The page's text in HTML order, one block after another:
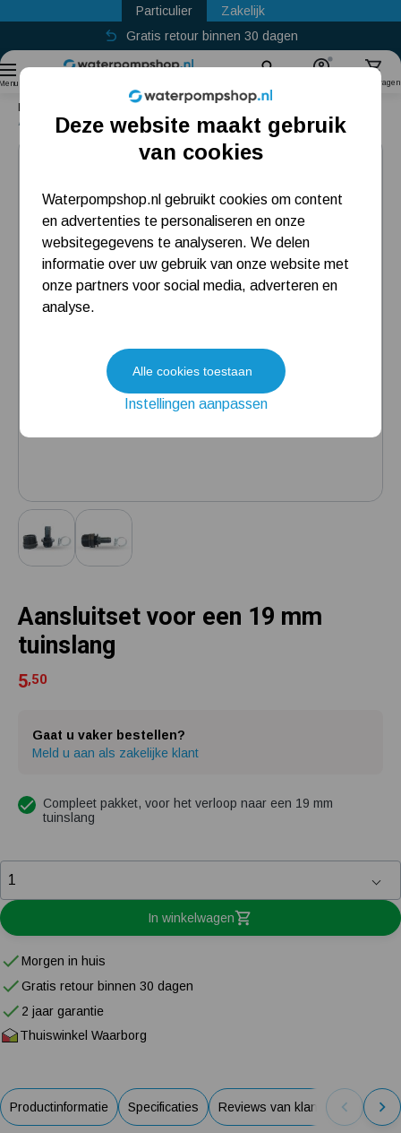
Particulier
Zakelijk
Gratis retour binnen 30 dagen
Winkelwagen
Populaire categorieën
Hydrofoorpomp
Dompelpomp
Pompput
Meest gelezen blogs
Tuin besproeien? Lees hier welke tuinpomp u nodig heeft
Installatie van een beregenings- / hydrofoorpomp
Aansluitset voor een 19 mm tuinslang
Aansluitset voor een 19 mm
tuinslang
5,50
Gaat u vaker bestellen?
Meld u aan als zakelijke klant
Compleet pakket, voor het verloop naar een 19 mm
tuinslang
In winkelwagen
Morgen in huis
Gratis retour binnen 30 dagen
2 jaar garantie
Thuiswinkel Waarborg
Productinformatie Specificaties Reviews van klanten
Deze website maakt gebruik
van cookies
Waterpompshop.nl gebruikt cookies om content
en advertenties te personaliseren en onze
websitegegevens te analyseren. We delen
informatie over uw gebruik van onze website met
onze partners voor social media, adverteren en
analyse.
Alle cookies toestaan
Instellingen aanpassen